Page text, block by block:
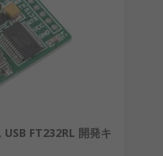
FT232RL 開発キ